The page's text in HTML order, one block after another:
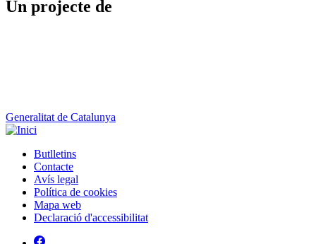
Avís legal
Política de cookies
Mapa web
Declaració d'accessibilitat